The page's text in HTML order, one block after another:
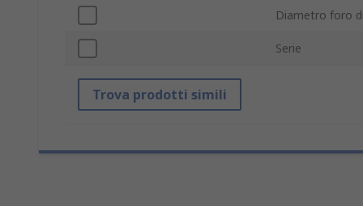
Diametro foro
Serie
Trova prodotti simili